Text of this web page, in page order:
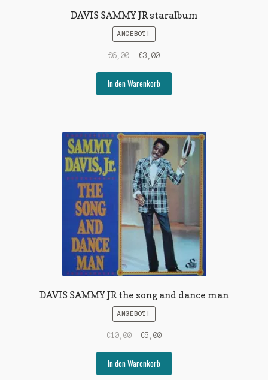
DAVIS SAMMY JR staralbum
ANGEBOT!
€6,00
Ursprünglicher
war:
€6,00
€3,00Aktueller
ist:
€3,00.
In den Warenkorb
DAVIS SAMMY JR the song and dance man
ANGEBOT!
€10,00
Ursprünglicher
war:
€10,00
€5,00Aktueller
€5,00.
In den Warenkorb